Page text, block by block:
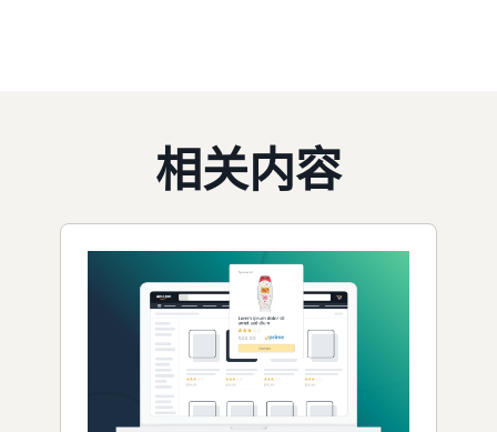
相关内容